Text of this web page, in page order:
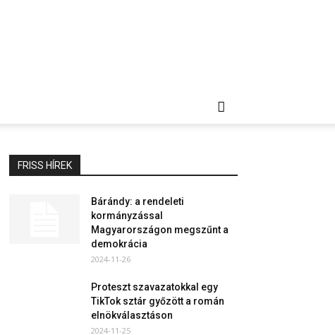
FRISS HÍREK
Bárándy: a rendeleti
kormányzással
Magyarországon megszűnt a
demokrácia
2024-11-26
Proteszt szavazatokkal egy
TikTok sztár győzött a román
elnökválasztáson
2024-11-25